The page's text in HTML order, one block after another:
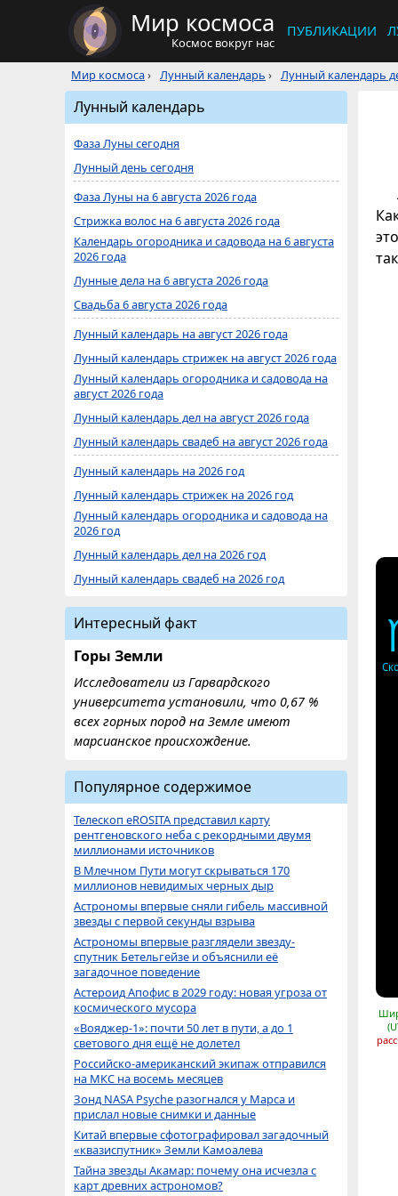
Мир космоса
Космос вокруг нас
ПУБЛИКАЦИИ
Мир космоса› Лунный календарь › Лунный календарь
Лунный календарь
Фаза Луны сегодня
Лунный день сегодня
Фаза Луны на 6 августа 2026 года
Стрижка волос на 6 августа 2026 года
Календарь огородника и садовода на 6 августа
2026 года
Лунные дела на 6 августа 2026 года
Свадьба 6 августа 2026 года
Лунный календарь на август 2026 года
Лунный календарь стрижек на август 2026 года
Лунный календарь огородника и садовода на
август 2026 года
Лунный календарь дел на август 2026 года
Лунный календарь свадеб на август 2026 года
Лунный календарь на 2026 год
Лунный календарь стрижек на 2026 год
Лунный календарь огородника и садовода на
2026 год
Лунный календарь дел на 2026 год
Лунный календарь свадеб на 2026 год
Интересный факт
Горы Земли
Исследователи из Гарвардского
университета установили, что 0,67 %
всех горных пород на Земле имеют
марсианское происхождение.
Популярное содержимое
Телескоп eROSITA представил карту
рентгеновского неба с рекордными двумя
миллионами источников
В Млечном Пути могут скрываться 170
миллионов невидимых черных дыр
Астрономы впервые сняли гибель массивной
звезды с первой секунды взрыва
Астрономы впервые разглядели звезду-
спутник Бетельгейзе и объяснили её
загадочное поведение
Астероид Апофис в 2029 году: новая угроза от
космического мусора
«Вояджер-1»: почти 50 лет в пути, а до 1
светового дня ещё не долетел
Российско-американский экипаж отправился
на МКС на восемь месяцев
Зонд NASA Psyche разогнался у Марса и
прислал новые снимки и данные
Китай впервые сфотографировал загадочный
«квазиспутник» Земли Камоалева
Тайна звезды Акамар: почему она исчезла с
карт древних астрономов?